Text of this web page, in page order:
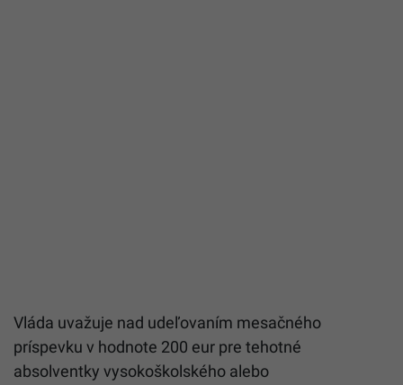
Vláda uvažuje nad udeľovaním mesačného
príspevku v hodnote 200 eur pre tehotné
absolventky vysokoškolského alebo